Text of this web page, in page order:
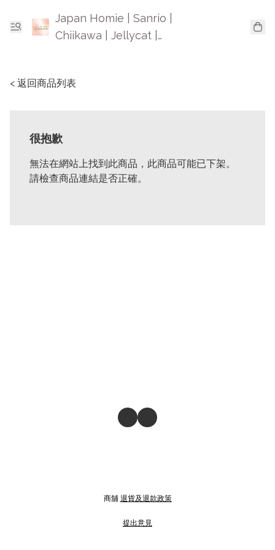
Japan Homie | Sanrio |
Chiikawa | Jellycat |
< 返回商品列表
很抱歉
無法在網站上找到此商品，此商品可能已下架。
請檢查商品連結是否正確。
商舖 退貨及退款政策
提出意見